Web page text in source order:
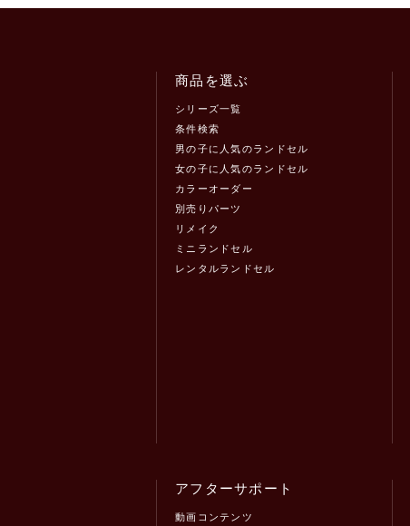
商品を選ぶ
シリーズ一覧
条件検索
男の子に人気のランドセル
女の子に人気のランドセル
カラーオーダー
別売りパーツ
リメイク
ミニランドセル
レンタルランドセル
アフターサポート
動画コンテンツ